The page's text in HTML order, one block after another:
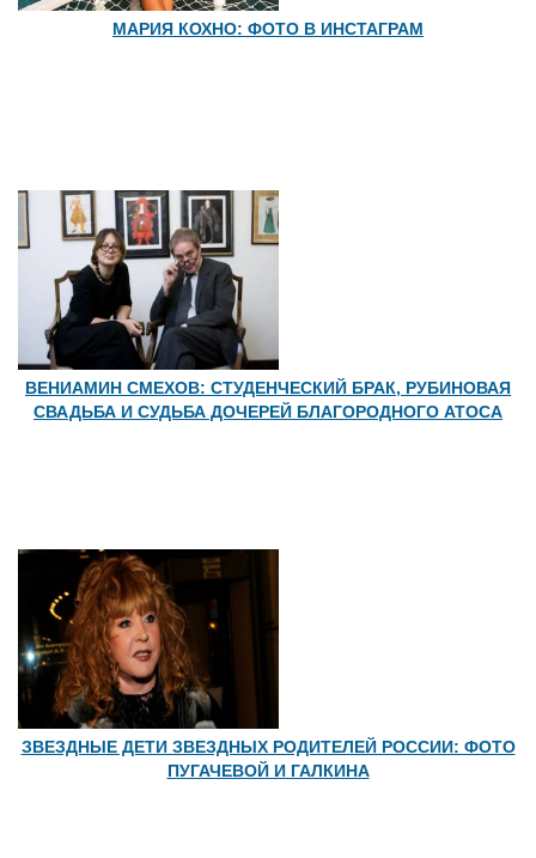
МАРИЯ КОХНО: ФОТО В ИНСТАГРАМ
ВЕНИАМИН СМЕХОВ: СТУДЕНЧЕСКИЙ БРАК, РУБИНОВАЯ
СВАДЬБА И СУДЬБА ДОЧЕРЕЙ БЛАГОРОДНОГО АТОСА
ЗВЕЗДНЫЕ ДЕТИ ЗВЕЗДНЫХ РОДИТЕЛЕЙ РОССИИ: ФОТО
ПУГАЧЕВОЙ И ГАЛКИНА